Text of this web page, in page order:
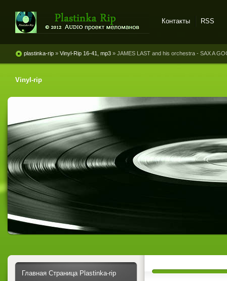
винила и магнитоальбомов
Контакты RSS
plastinka-rip » Vinyl-Rip 16-41, mp3 » JAMES LAST and his orchestra - SAX A
Vinyl-rip
Главная Страница Plastinka-rip